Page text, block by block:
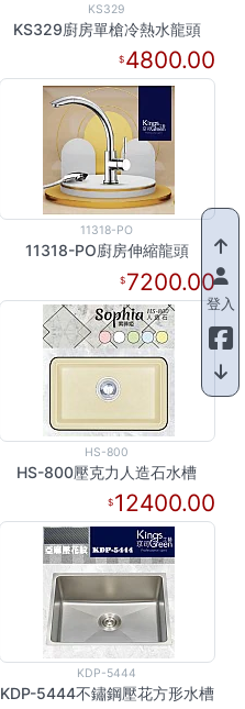
KS329
KS329廚房單槍冷熱水龍頭
4800.00
11318-PO
11318-PO廚房伸縮龍頭
7200.00
HS-800
HS-800壓克力人造石水槽
12400.00
KDP-5444
KDP-5444不鏽鋼壓花方形水槽
登入